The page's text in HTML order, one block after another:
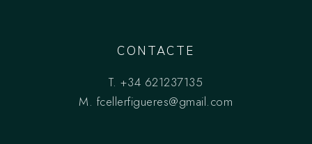
CONTACTE
T. +34 621237135
M. fcellerfigueres@gmail.com